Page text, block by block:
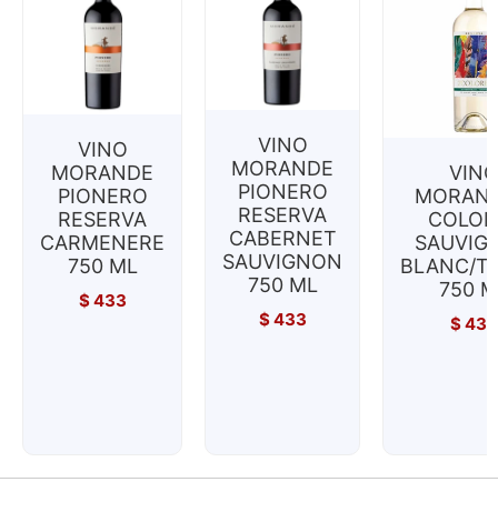
VINO
MORANDE
PIONERO
RESERVA
CARMENERE
750 ML
$433
VINO
MORANDE
PIONERO
RESERVA
CABERNET
SAUVIGNON
750 ML
$433
VINO
BLANC/
750
$433